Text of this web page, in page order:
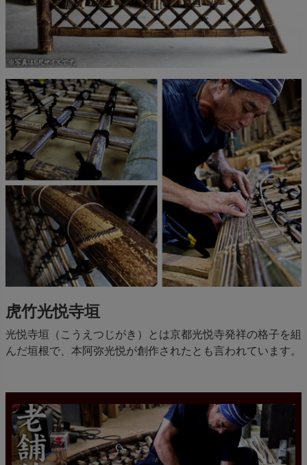
虎竹光悦寺垣
光悦寺垣（こうえつじがき）とは京都光悦寺発祥の格子を組
んだ垣根で、本阿弥光悦が創作されたとも言われています。